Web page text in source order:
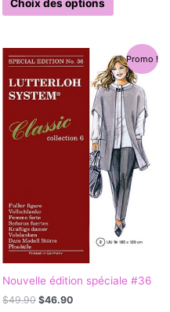
Choix des options
Promo !
Nouvelle édition spéciale #36
$49.90
Le
prix
initial
était :
$49.90.
$46.90
Le
prix
actuel
est :
$46.90.